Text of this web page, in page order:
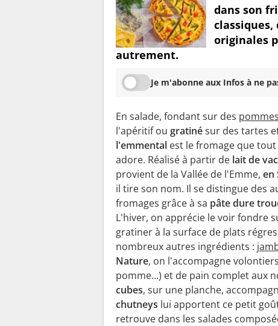
dans son
classiques,
originales
autrement.
Je m'abonne aux Infos à ne
En salade, fondant sur des
l'apéritif ou gratinésur des tartes
l'emmental est le fromage que
adore. Réalisé à partir de lait de
provient de la Vallée de l'Emme, en
il tire son nom. Il se distingue des
fromages grâce à sa pâte dure
L'hiver, on apprécie le voir fondre
gratiner à la surface de plats
nombreux autres ingrédients :
Nature, on l'accompagne
pomme...) et de pain complet aux
cubes, sur une planche,
chutneys lui apportent ce petit
retrouve dans les salades